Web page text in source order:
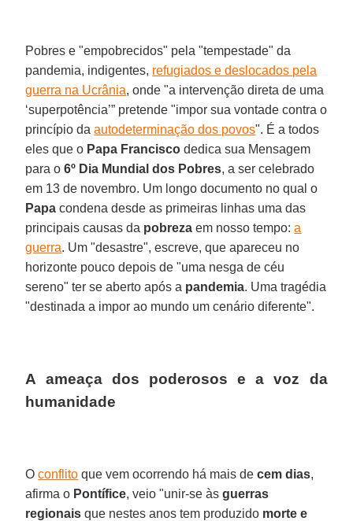
Pobres e "empobrecidos" pela "tempestade" da
pandemia, indigentes, refugiados e deslocados pela
guerra na Ucrânia, onde "a intervenção direta de uma
‘superpotência’” pretende "impor sua vontade contra o
princípio daautodeterminação dos povos". É a todos
eles que o Papa Francisco dedica sua Mensagem
para o6º Dia Mundial dos Pobres, a ser celebrado
em 13 de novembro. Um longo documento no qual o
Papa condena desde as primeiras linhas uma das
principais causas da pobreza em nosso tempo:a
guerra. Um "desastre", escreve, que apareceu no
horizonte pouco depois de "uma nesga de céu
sereno" ter se aberto após a pandemia. Uma tragédia
"destinada a impor ao mundo um cenário diferente".
A ameaça dos poderosos e a voz da
humanidade
Oconflito que vem ocorrendo há mais decem dias,
afirma o Pontífice, veio "unir-se àsguerras
regionais que nestes anos tem produzido morte e